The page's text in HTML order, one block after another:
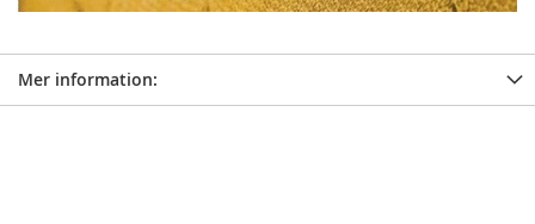
Mer information: